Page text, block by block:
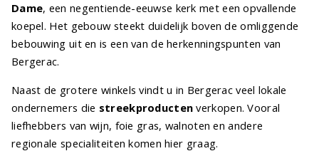
Dame, een negentiende-eeuwse kerk met een opvallende
koepel. Het gebouw steekt duidelijk boven de omliggende
bebouwing uit en is een van de herkenningspunten van
Bergerac.
Naast de grotere winkels vindt u in Bergerac veel lokale
ondernemers die streekproducten verkopen. Vooral
liefhebbers van wijn, foie gras, walnoten en andere
regionale specialiteiten komen hier graag.